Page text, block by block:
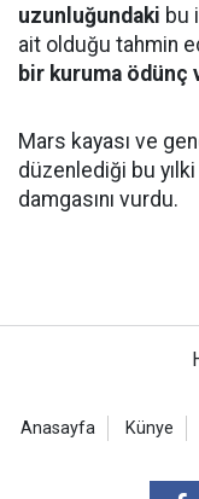
uzunluğundaki bu
ait olduğu tahmin
bir kuruma ödünç
Mars kayası ve
düzenlediği bu yılki
damgasını vurdu.
Anasayfa Künye